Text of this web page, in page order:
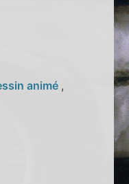
animé ,